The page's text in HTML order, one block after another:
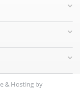
& Hosting by